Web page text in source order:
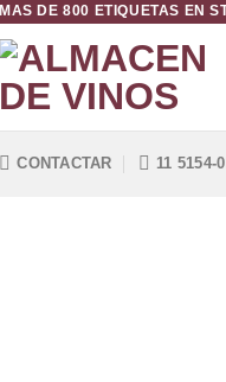
MAS DE 800 ETIQUETAS EN
CONTACTAR 11 5154-